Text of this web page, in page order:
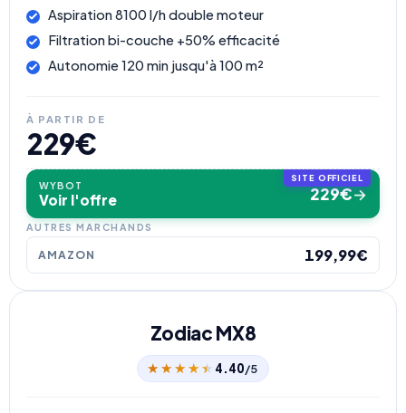
Aspiration 8100 l/h double moteur
Filtration bi-couche +50% efficacité
Autonomie 120 min jusqu'à 100 m²
À PARTIR DE
229€
WYBOT
Voir l'offre 229€→
AUTRES MARCHANDS
AMAZON 199,99€
Zodiac MX8
★★★★★
★★★★★ 4.40/5